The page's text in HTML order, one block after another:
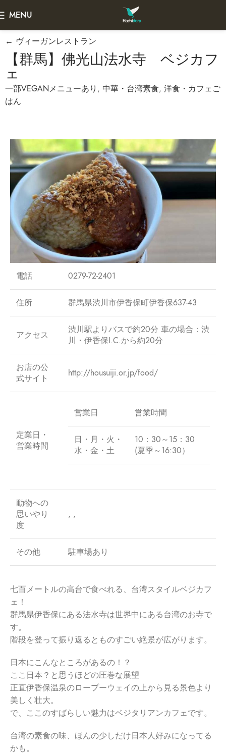
MENU
← ヴィーガンレストラン
【群馬】佛光山法水寺 ベジカフ
ェ
一部VEGANメニューあり , 中華・台湾素食, 洋食・カフェご
はん
電話 0279-72-2401
住所 群馬県渋川市伊香保町伊香保637-43
アクセス
渋川駅よりバスで約20分 車の場合：渋
川・伊香保I.C.から約20分
お店の公
式サイト
http://housuiji.or.jp/food/
定業日・
営業時間
営業日 営業時間
日・月・火・
水・金・土
10：30～15：30
(夏季～16:30）
動物への
思いやり
度
, ,
その他 駐車場あり
七百メートルの高台で食べれる、台湾スタイルベジカフ
ェ！
群馬県伊香保にある法水寺は世界中にある台湾のお寺で
す。
階段を登って振り返るとものすごい絶景が広がります。
日本にこんなところがあるの！？
ここ日本？と思うほどの圧巻な展望
正直伊香保温泉のロープーウェイの上から見る景色より
美しく壮大。
で、ここのすばらしい魅力はベジタリアンカフェです。
台湾の素食の味、ほんの少しだけ日本人好みになってる
かも。